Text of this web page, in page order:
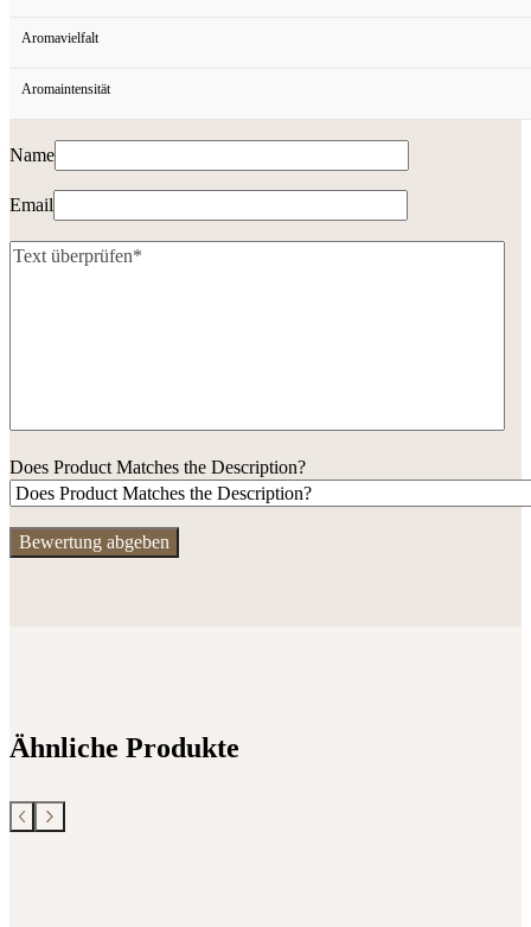
Aromavielfalt
Aromaintensität
Name
Email
Does Product Matches the Description?
Ähnliche Produkte